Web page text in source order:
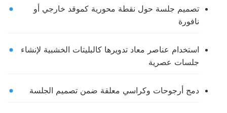
تصميم جلسة حول نقطة محورية كموقد خارجي أو
نافورة
استخدام عناصر معاد تدويرها كالبليتات الخشبية لإنشاء
جلسات عصرية
دمج أرجوحات وكراسي معلقة ضمن تصميم الجلسة